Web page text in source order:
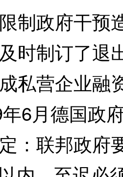
政府干预
时制订了退
私营企业融
6月德国政
：联邦政府